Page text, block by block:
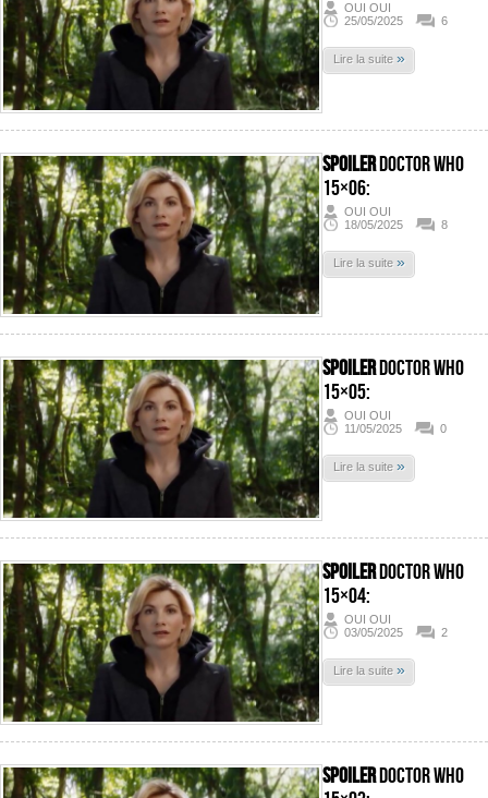
OUI OUI
25/05/2025
6
Lire la suite »
SPOILERDoctor Who
15×06:
OUI OUI
18/05/2025
8
Lire la suite »
SPOILERDoctor Who
15×05:
OUI OUI
11/05/2025
0
Lire la suite »
SPOILERDoctor Who
15×04:
OUI OUI
03/05/2025
2
Lire la suite »
SPOILERDoctor Who